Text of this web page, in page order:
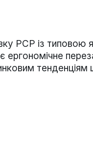
PCP із типовою
ергономічне
тенденціям